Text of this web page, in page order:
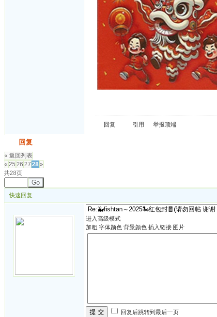
回复 引用 举报顶端
回复
« 返回列表
« 25 26 27 28»
共28页
Go
快速回复
进入高级模式
加粗 字体颜色 背景颜色 插入链接 图片
提 交 回复后跳转到最后一页